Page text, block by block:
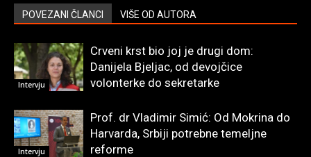
POVEZANI ČLANCI VIŠE OD AUTORA
Intervju
Crveni krst bio joj je drugi dom:
Danijela Bjeljac, od devojčice
volonterke do sekretarke
Intervju
Prof. dr Vladimir Simić: Od Mokrina do
Harvarda, Srbiji potrebne temeljne
reforme